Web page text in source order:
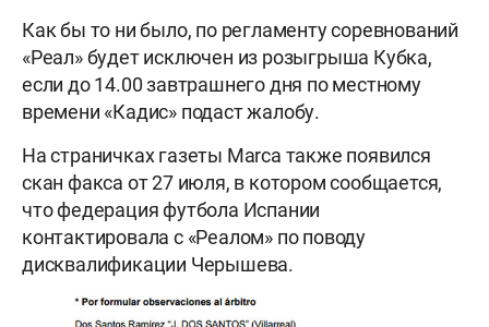
Как бы то ни было, по регламенту соревнований
«Реал» будет исключен из розыгрыша Кубка,
если до 14.00 завтрашнего дня по местному
времени «Кадис» подаст жалобу.
На страничках газеты Marca также появился
скан факса от 27 июля, в котором сообщается,
что федерация футбола Испании
контактировала с «Реалом» по поводу
дисквалификации Черышева.